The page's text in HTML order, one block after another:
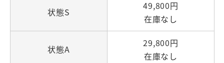
状態S
49,800円
在庫なし
状態A
29,800円
在庫なし